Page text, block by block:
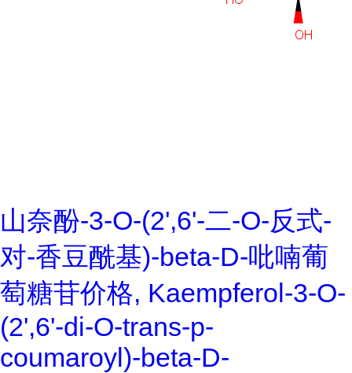
山奈酚-3-O-(2',6'-二-O-反式-
对-香豆酰基)-beta-D-吡喃葡
萄糖苷价格, Kaempferol-3-O-
(2',6'-di-O-trans-p-
coumaroyl)-beta-D-